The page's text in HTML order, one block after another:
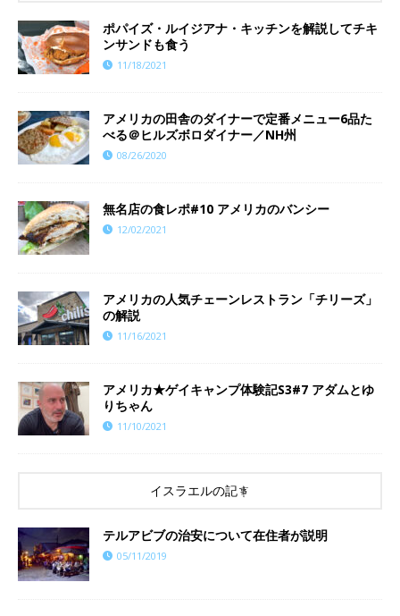
ポパイズ・ルイジアナ・キッチンを解説してチキ
ンサンドも食う
11/18/2021
アメリカの田舎のダイナーで定番メニュー6品た
べる＠ヒルズボロダイナー／NH州
08/26/2020
無名店の食レポ#10 アメリカのバンシー
12/02/2021
アメリカの人気チェーンレストラン「チリーズ」
の解説
11/16/2021
​​アメリカ★ゲイキャンプ体験記S3#7 アダムとゆ
りちゃん
11/10/2021
イスラエルの記事
テルアビブの治安について在住者が説明
05/11/2019